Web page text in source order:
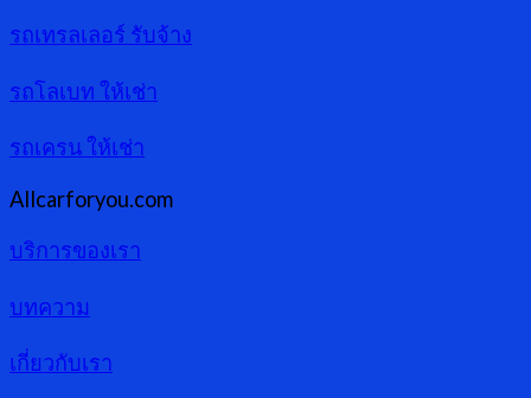
รถเทรลเลอร์ รับจ้าง
รถโลเบท ให้เช่า
รถเครน ให้เช่า
Allcarforyou.com
บริการของเรา
บทความ
เกี่ยวกับเรา